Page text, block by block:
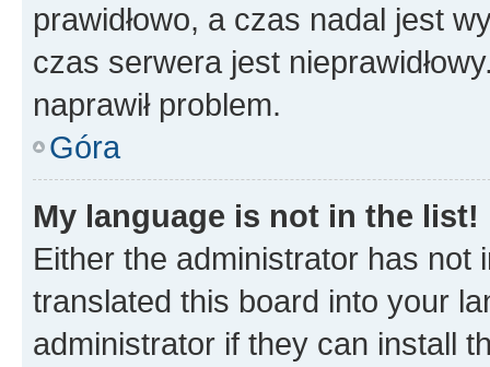
prawidłowo, a czas nadal jest
czas serwera jest
naprawił problem.
Góra
My language is not in the list!
Either the administrator has not
translated this board into your
administrator if they can install